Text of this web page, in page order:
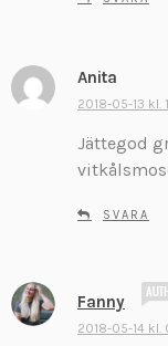
Anita
k
i
v
r
2018-05-13 kl.
Jättegod
SVARA
Fanny
2018-05-14 kl.